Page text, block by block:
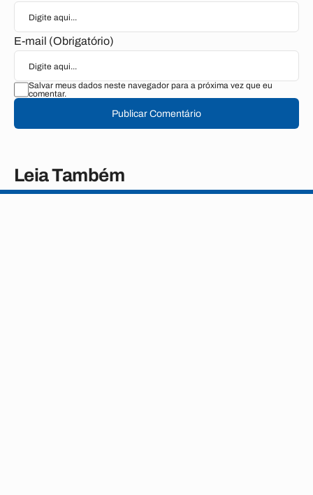
E-mail (Obrigatório)
Salvar meus dados neste navegador para a próxima vez que eu
comentar.
Publicar Comentário
Leia Também